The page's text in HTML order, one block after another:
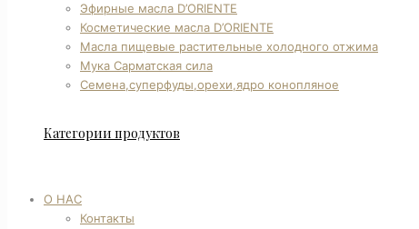
Эфирные масла D’ORIENTE
Косметические масла D’ORIENTE
Масла пищевые растительные холодного отжима
Мука Сарматская сила
Семена,суперфуды,орехи,ядро конопляное
Категории продуктов
О НАС
Контакты